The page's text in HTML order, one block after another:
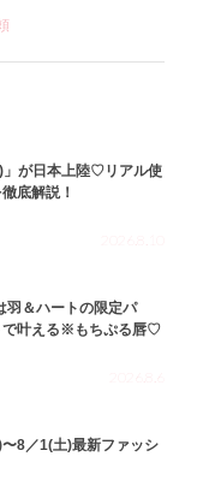
が日本上陸♡リアル使
底解説！
羽＆ハートの限定パ
で叶える※もちぷる唇♡
〜8／1(土)最新ファッシ